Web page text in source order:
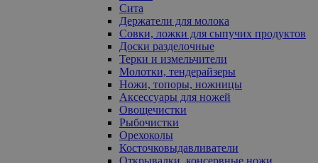
Сита
Держатели для молока
Совки, ложки для сыпучих продуктов
Доски разделочные
Терки и измельчители
Молотки, тендерайзеры
Ножи, топоры, ножницы
Аксессуары для ножей
Овощечистки
Рыбочистки
Орехоколы
Косточковыдавливатели
Открывалки, консервные ножи